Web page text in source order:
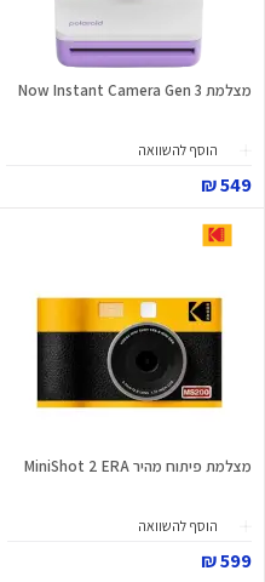
מצלמת Now Instant Camera Gen 3
הוסף להשוואה
549 ₪
מצלמת פיתוח מהיר MiniShot 2 ERA
הוסף להשוואה
599 ₪